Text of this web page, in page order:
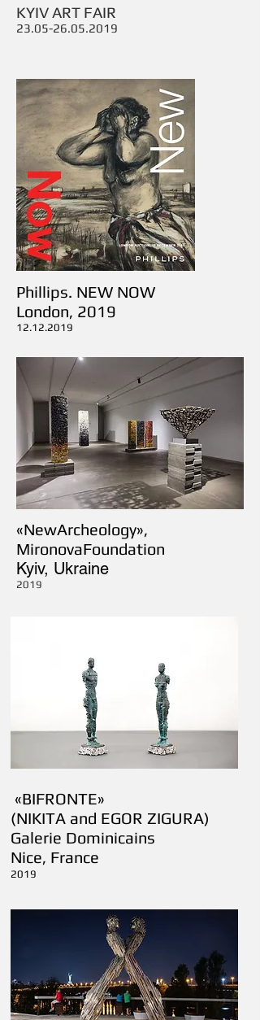
KYIV ART FAIR
23.05-26.05.2019
Phillips. NEW NOW
London, 2019
12.12.2019
«NewArcheology»,
MironovaFoundation
Kyiv, Ukraine
2019
«BIFRONTE»
(NIKITA and EGOR ZIGURA)
Galerie Dominicains
Nice, France
2019